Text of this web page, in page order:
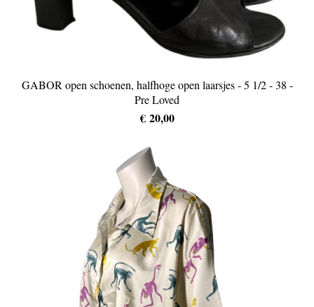
GABOR open schoenen, halfhoge open laarsjes - 5 1/2 - 38 -
Pre Loved
€ 20,00